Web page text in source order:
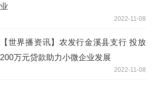
业
2022-11-08
【世界播资讯】农发行金溪县支行 投放
200万元贷款助力小微企业发展
2022-11-08